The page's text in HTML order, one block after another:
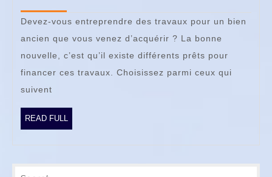
prêts
pour
financer
Devez-vous entreprendre des travaux pour un bien
ancien que vous venez d’acquérir ? La bonne
nouvelle, c’est qu’il existe différents prêts pour
financer ces travaux. Choisissez parmi ceux qui
suivent
READ FULL
FULL